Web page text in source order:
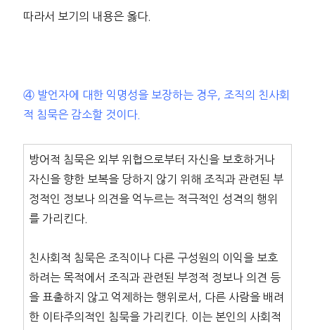
따라서 보기의 내용은 옳다.
④ 발언자에 대한 익명성을 보장하는 경우, 조직의 친사회
적 침묵은 감소할 것이다.
방어적 침묵은 외부 위협으로부터 자신을 보호하거나
자신을 향한 보복을 당하지 않기 위해 조직과 관련된 부
정적인 정보나 의견을 억누르는 적극적인 성격의 행위
를 가리킨다.
친사회적 침묵은 조직이나 다른 구성원의 이익을 보호
하려는 목적에서 조직과 관련된 부정적 정보나 의견 등
을 표출하지 않고 억제하는 행위로서, 다른 사람을 배려
한 이타주의적인 침묵을 가리킨다. 이는 본인의 사회적